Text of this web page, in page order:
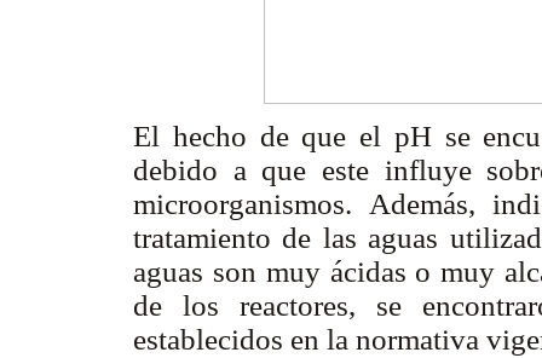
El hecho de que el pH se
debido a que este influye
microorganismos. Además,
tratamiento de las aguas
aguas son muy ácidas o muy
de los reactores, se
establecidos en la normativa